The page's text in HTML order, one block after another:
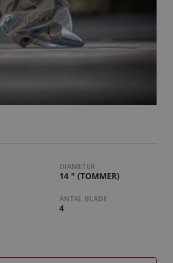
DIAMETER
14 " (TOMMER)
ANTAL BLADE
4